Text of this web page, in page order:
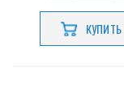
КУПИТЬ